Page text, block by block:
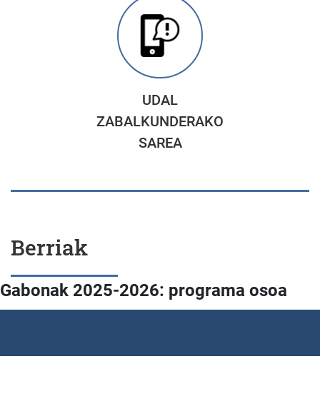
UDAL
ZABALKUNDERAKO
SAREA
Berriak
Gabonak 2025-2026: programa osoa